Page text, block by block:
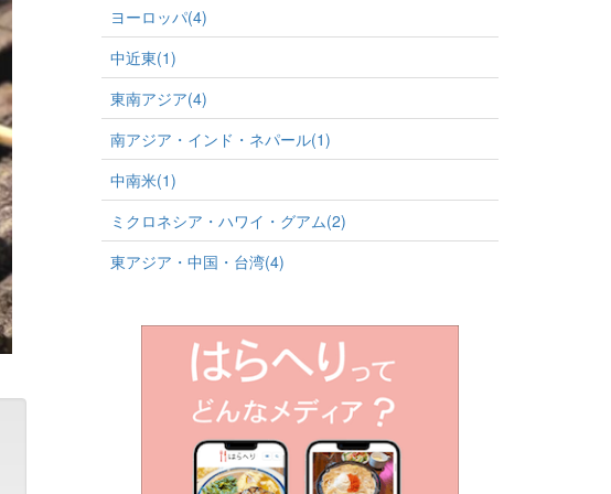
ヨーロッパ(4)
中近東(1)
東南アジア(4)
南アジア・インド・ネパール(1)
中南米(1)
ミクロネシア・ハワイ・グアム(2)
東アジア・中国・台湾(4)